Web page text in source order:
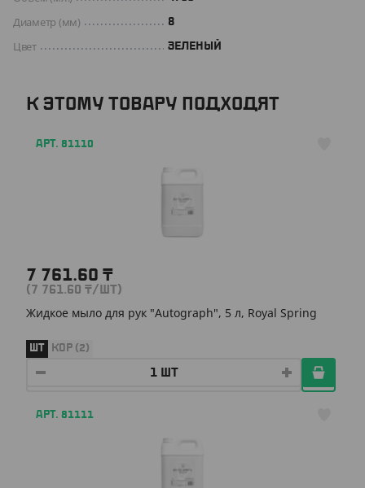
Диаметр (мм) 8
Цвет ЗЕЛЕНЫЙ
К ЭТОМУ ТОВАРУ ПОДХОДЯТ
АРТ. 81110
7 761.60 ₸
(7 761.60 ₸/ШТ)
Жидкое мыло для рук "Autograph", 5 л, Royal Spring
ШТ КОР (2)
АРТ. 81111